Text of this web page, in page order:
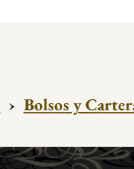
› Bolsos y